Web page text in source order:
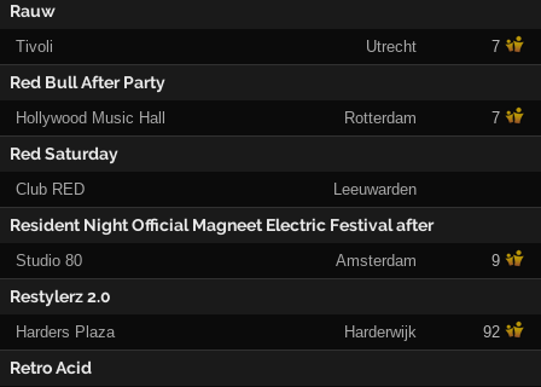
Rauw
Tivoli Utrecht 7
Red Bull After Party
Hollywood Music Hall Rotterdam 7
Red Saturday
Club RED Leeuwarden
Resident Night Official Magneet Electric Festival after
Studio 80 Amsterdam 9
Restylerz 2.0
Harders Plaza Harderwijk 92
Retro Acid